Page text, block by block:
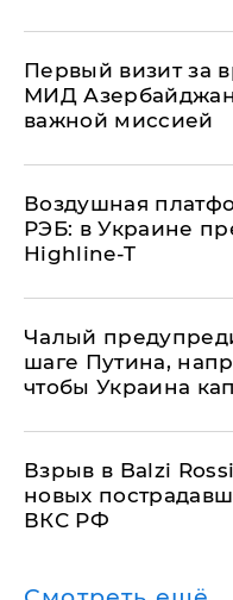
Первый визит за
МИД
важной миссией
Воздушная
РЭБ: в Украине
Highline-T
Чалый
шаге Путина,
чтобы Украина
Взрыв в Balzi
новых
ВКС РФ